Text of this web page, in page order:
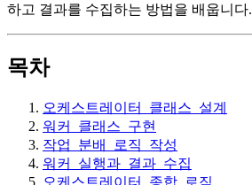
하고 결과를 수집하는 방법을 배웁니다.
목차
오케스트레이터_클래스_설계
워커_클래스_구현
작업_분배_로직_작성
워커_실행과_결과_수집
오케스트레이터_종합_로직